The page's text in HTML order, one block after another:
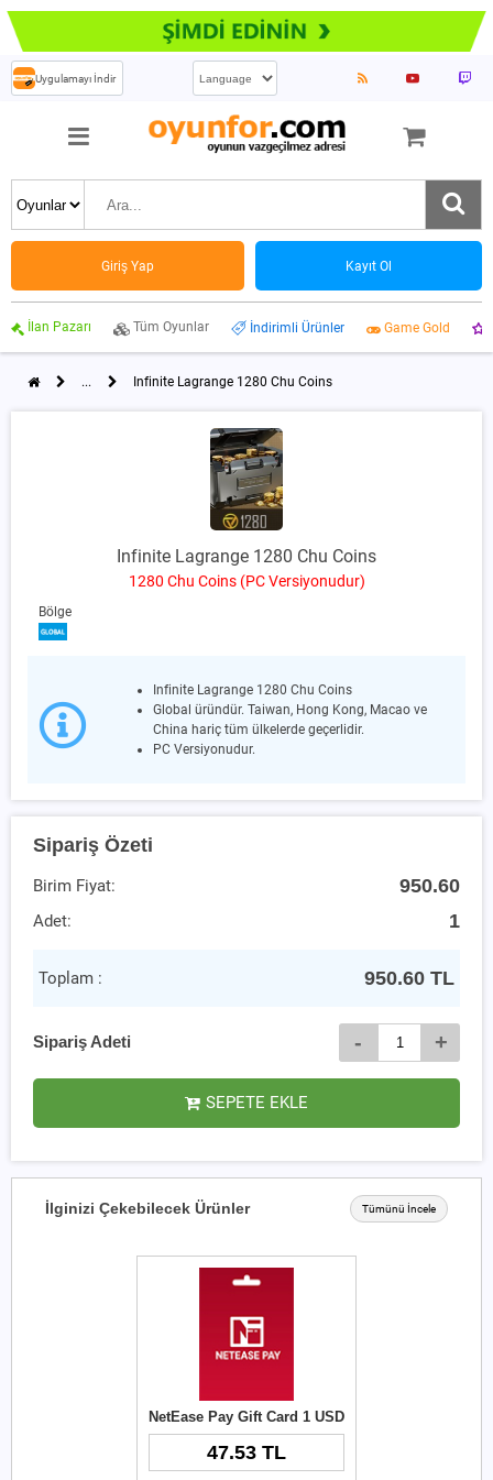
Uygulamayı İndir
Giriş Yap Kayıt Ol
İlan Pazarı Tüm Oyunlar İndirimli Ürünler Game Gold
... Infinite Lagrange 1280 Chu Coins
Infinite Lagrange 1280 Chu Coins
1280 Chu Coins (PC Versiyonudur)
Bölge
Infinite Lagrange 1280 Chu Coins
Global üründür. Taiwan, Hong Kong, Macao ve
China hariç tüm ülkelerde geçerlidir.
PC Versiyonudur.
Sipariş Özeti
Birim Fiyat: 950.60
Adet: 1
Toplam : 950.60 TL
Sipariş Adeti - +
SEPETE EKLE
İlginizi Çekebilecek Ürünler Tümünü İncele
NetEase Pay Gift Card 1 USD
47.53 TL